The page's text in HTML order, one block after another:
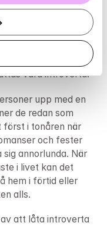
där
lagspelare”
mingel. Introverta är
då enbart en
vara introverta.
upp med en
de redan som
först i tonåren när
och fester
annorlunda. När
i livet kan det
hem i förtid eller
alls.
att låta introverta